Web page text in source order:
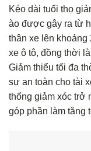
Kéo dài tuổi thọ
ào được gây ra từ
thân xe lên khoảng
xe ô tô, đồng thời
Giảm thiểu tối đa
sự an toàn cho tài
thống giảm xóc trở
góp phần làm tăng